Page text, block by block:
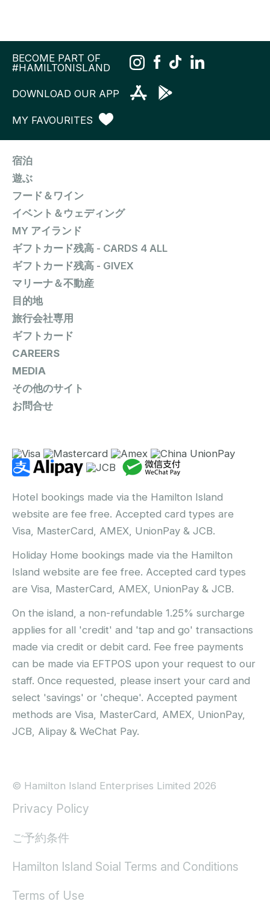
BECOME PART OF
#HAMILTONISLAND
DOWNLOAD OUR APP
MY FAVOURITES
宿泊
遊ぶ
フード＆ワイン
イベント＆ウェディング
MY アイランド
ギフトカード残高 - CARDS 4 ALL
ギフトカード残高 - GIVEX
マリーナ＆不動産
目的地
旅行会社専用
ギフトカード
CAREERS
MEDIA
その他のサイト
お問合せ
Hotel bookings made via the Hamilton Island
website are fee free. Accepted card types are
Visa, MasterCard, AMEX, UnionPay & JCB.
Holiday Home bookings made via the Hamilton
Island website are fee free. Accepted card types
are Visa, MasterCard, AMEX, UnionPay & JCB.
On the island, a non-refundable 1.25% surcharge
applies for all 'credit' and 'tap and go' transactions
made via credit or debit card. Fee free payments
can be made via EFTPOS upon your request to our
staff. Once requested, please insert your card and
select 'savings' or 'cheque'. Accepted payment
methods are Visa, MasterCard, AMEX, UnionPay,
JCB, Alipay & WeChat Pay.
© Hamilton Island Enterprises Limited 2026
Privacy Policy
ご予約条件
Hamilton Island Soial Terms and Conditions
Terms of Use